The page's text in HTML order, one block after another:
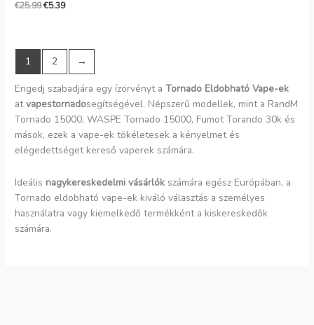
€25.99€5.39
1 2 →
Engedj szabadjára egy ízörvényt aTornado Eldobható Vape-ek
atvapestornadosegítségével. Népszerű modellek, mint a RandM
Tornado 15000, WASPE Tornado 15000, Fumot Torando 30k és
mások, ezek a vape-ek tökéletesek a kényelmet és
elégedettséget kereső vaperek számára.
Ideális nagykereskedelmi vásárlók számára egész Európában, a
Tornado eldobható vape-ek kiváló választás a személyes
használatra vagy kiemelkedő termékként a kiskereskedők
számára.